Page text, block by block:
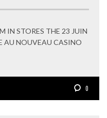
IN STORES THE 23 JUIN
AU NOUVEAU CASINO
0